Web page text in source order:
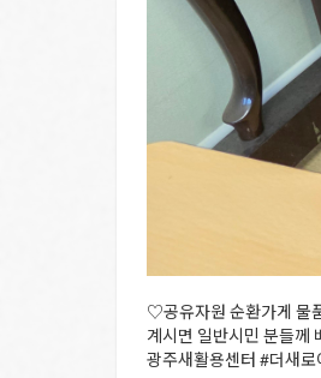
♡공유자원 순환가게 물
계시면 일반시민 분들께
광주새활용센터 #더새